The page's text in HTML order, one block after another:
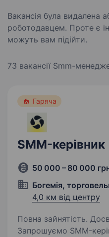
Вакансія була видалена
роботодавцем. Проте є
можуть вам підійти.
73 вакансії Smm-
Гаряча
SMM-керівник
50 000 – 80 000
Богемія,
4,0 км від центру
Повна зайнятість.
Запрошуємо SMM-